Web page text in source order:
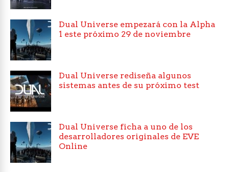
Dual Universe empezará con la Alpha
1 este próximo 29 de noviembre
Dual Universe rediseña algunos
sistemas antes de su próximo test
Dual Universe ficha a uno de los
desarrolladores originales de EVE
Online